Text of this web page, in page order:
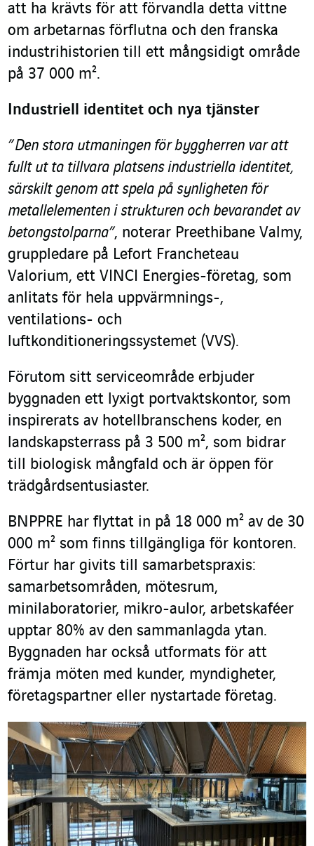
att ha krävts för att förvandla detta vittne
om arbetarnas förflutna och den franska
industrihistorien till ett mångsidigt område
på 37 000 m².
Industriell identitet och nya tjänster
”Den stora utmaningen för byggherren var att
fullt ut ta tillvara platsens industriella identitet,
särskilt genom att spela på synligheten för
metallelementen i strukturen och bevarandet av
betongstolparna”, noterar Preethibane Valmy,
gruppledare på Lefort Francheteau
Valorium, ett VINCI Energies-företag, som
anlitats för hela uppvärmnings-,
ventilations- och
luftkonditioneringssystemet (VVS).
Förutom sitt serviceområde erbjuder
byggnaden ett lyxigt portvaktskontor, som
inspirerats av hotellbranschens koder, en
landskapsterrass på 3 500 m², som bidrar
till biologisk mångfald och är öppen för
trädgårdsentusiaster.
BNPPRE har flyttat in på 18 000 m² av de 30
000 m² som finns tillgängliga för kontoren.
Förtur har givits till samarbetspraxis:
samarbetsområden, mötesrum,
minilaboratorier, mikro-aulor, arbetskaféer
upptar 80% av den sammanlagda ytan.
Byggnaden har också utformats för att
främja möten med kunder, myndigheter,
företagspartner eller nystartade företag.